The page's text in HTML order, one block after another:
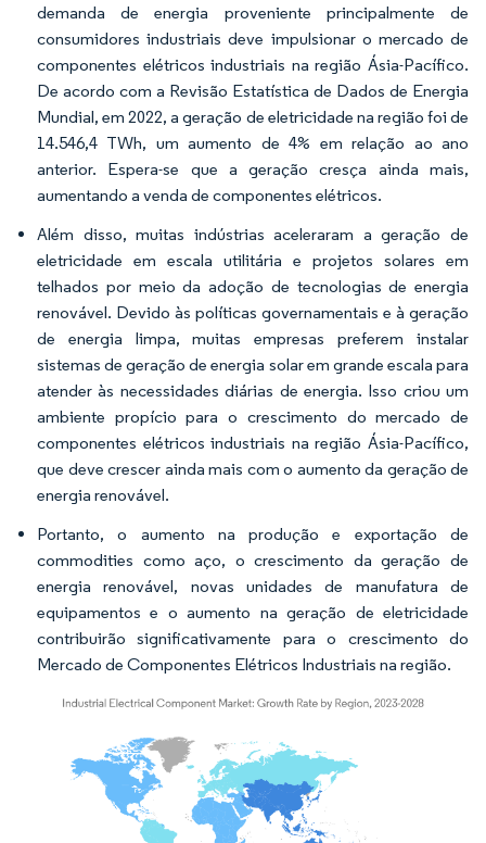
demanda de energia proveniente principalmente de
consumidores industriais deve impulsionar o mercado de
componentes elétricos industriais na região Ásia-Pacífico.
De acordo com a Revisão Estatística de Dados de Energia
Mundial, em 2022, a geração de eletricidade na região foi de
14.546,4 TWh, um aumento de 4% em relação ao ano
anterior. Espera-se que a geração cresça ainda mais,
aumentando a venda de componentes elétricos.
Além disso, muitas indústrias aceleraram a geração de
eletricidade em escala utilitária e projetos solares em
telhados por meio da adoção de tecnologias de energia
renovável. Devido às políticas governamentais e à geração
de energia limpa, muitas empresas preferem instalar
sistemas de geração de energia solar em grande escala para
atender às necessidades diárias de energia. Isso criou um
ambiente propício para o crescimento do mercado de
componentes elétricos industriais na região Ásia-Pacífico,
que deve crescer ainda mais com o aumento da geração de
energia renovável.
Portanto, o aumento na produção e exportação de
commodities como aço, o crescimento da geração de
energia renovável, novas unidades de manufatura de
equipamentos e o aumento na geração de eletricidade
contribuirão significativamente para o crescimento do
Mercado de Componentes Elétricos Industriais na região.